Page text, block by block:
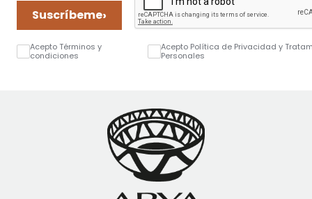
Suscríbeme›
Acepto Términos y
condiciones
Acepto Política de Privacidad y
Personales